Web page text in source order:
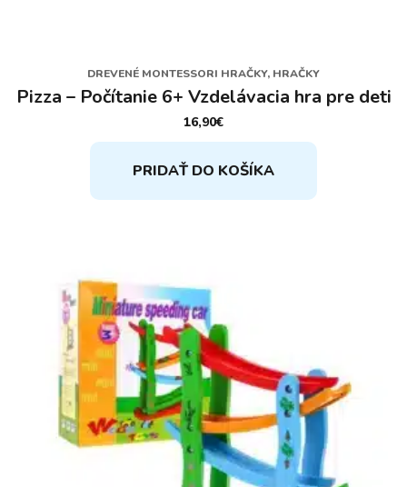
DREVENÉ MONTESSORI HRAČKY, HRAČKY
Pizza – Počítanie 6+ Vzdelávacia hra pre deti
16,90€
PRIDAŤ DO KOŠÍKA